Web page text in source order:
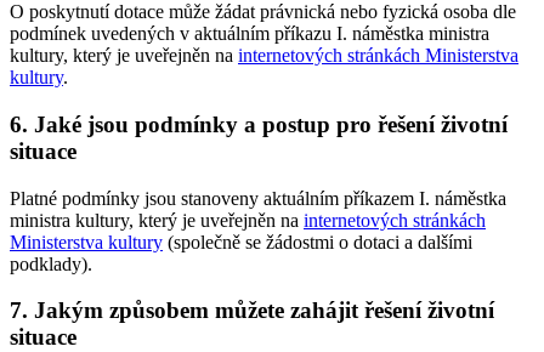
O poskytnutí dotace může žádat právnická nebo fyzická osoba dle
podmínek uvedených v aktuálním příkazu I. náměstka ministra
kultury, který je uveřejněn na internetových stránkách Ministerstva
kultury.
6. Jaké jsou podmínky a postup pro řešení životní
situace
Platné podmínky jsou stanoveny aktuálním příkazem I. náměstka
ministra kultury, který je uveřejněn na internetových stránkách
Ministerstva kultury (společně se žádostmi o dotaci a dalšími
podklady).
7. Jakým způsobem můžete zahájit řešení životní
situace